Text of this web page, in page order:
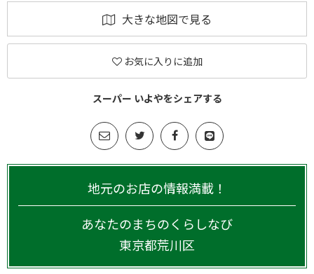
大きな地図で見る
お気に入りに追加
スーパー いよやをシェアする
地元のお店の情報満載！
あなたのまちのくらしなび
東京都荒川区